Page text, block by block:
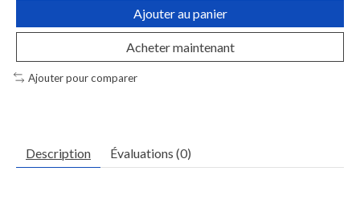
Ajouter au panier
Acheter maintenant
Ajouter pour comparer
Description Évaluations (0)